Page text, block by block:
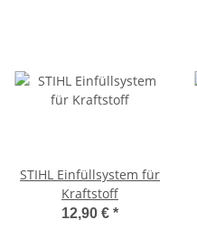
STIHL Einfüllsystem für
Kraftstoff
12,90 € *